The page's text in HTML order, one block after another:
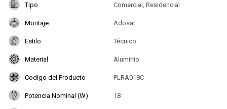
Tipo Comercial, Residencial
Montaje Adosar
Estilo Técnico
Material Aluminio
Codigo del Producto PLRA018C
Potencia Nominal (W) 18